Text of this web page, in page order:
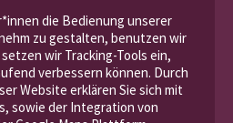
die Bedienung unserer
zu gestalten, benutzen wir
wir Tracking-Tools ein,
verbessern können. Durch
Website erklären Sie sich mit
sowie der Integration von